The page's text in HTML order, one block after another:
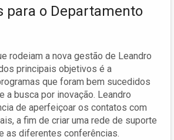
para o Departamento
rodeiam a nova gestão de Leandro
principais objetivos é a
que foram bem sucedidos
a busca por inovação. Leandro
de aperfeiçoar os contatos com
a fim de criar uma rede de suporte
as diferentes conferências.